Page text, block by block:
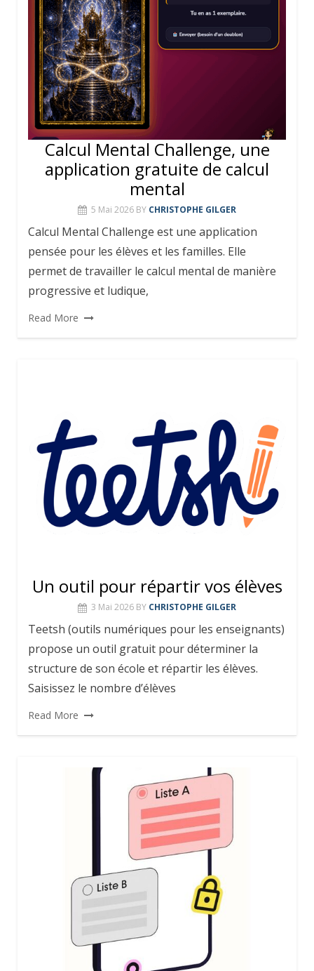
Calcul Mental Challenge, une
application gratuite de calcul
mental
5 Mai 2026 BY CHRISTOPHE GILGER
Calcul Mental Challenge est une application
pensée pour les élèves et les familles. Elle
permet de travailler le calcul mental de manière
progressive et ludique,
Read More
Un outil pour répartir vos élèves
3 Mai 2026 BY CHRISTOPHE GILGER
Teetsh (outils numériques pour les enseignants)
propose un outil gratuit pour déterminer la
structure de son école et répartir les élèves.
Saisissez le nombre d’élèves
Read More